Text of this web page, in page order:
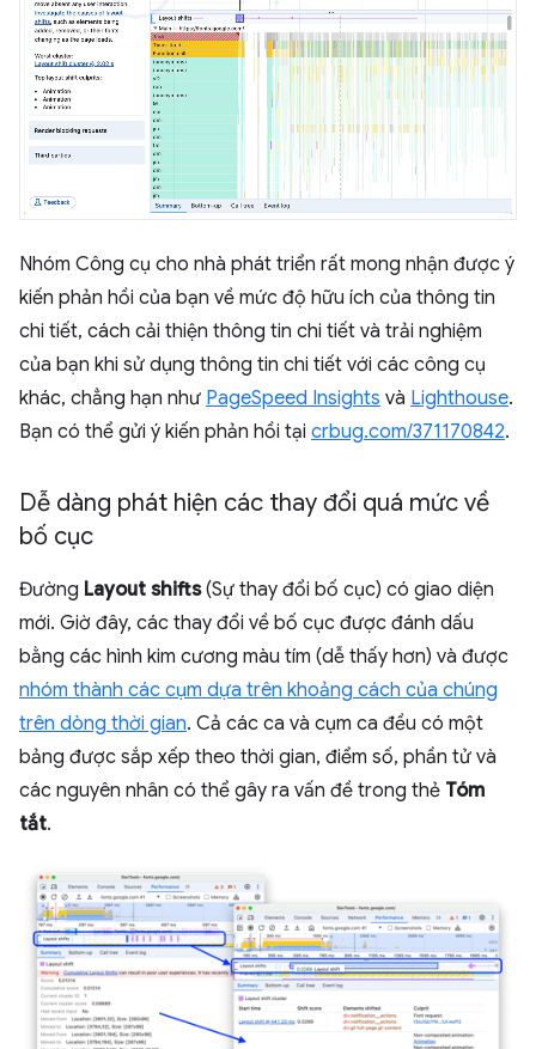
Nhóm Công cụ cho nhà phát triển rất mong nhận được ý
kiến phản hồi của bạn về mức độ hữu ích của thông tin
chi tiết, cách cải thiện thông tin chi tiết và trải nghiệm
của bạn khi sử dụng thông tin chi tiết với các công cụ
khác, chẳng hạn như PageSpeed Insights và Lighthouse.
Bạn có thể gửi ý kiến phản hồi tại crbug.com/371170842.
Dễ dàng phát hiện các thay đổi quá mức về
bố cục
Đường Layout shifts(Sự thay đổi bố cục) có giao diện
mới. Giờ đây, các thay đổi về bố cục được đánh dấu
bằng các hình kim cương màu tím (dễ thấy hơn) và được
nhóm thành các cụm dựa trên khoảng cách của chúng
trên dòng thời gian. Cả các ca và cụm ca đều có một
bảng được sắp xếp theo thời gian, điểm số, phần tử và
các nguyên nhân có thể gây ra vấn đề trong thẻ Tóm
tắt.